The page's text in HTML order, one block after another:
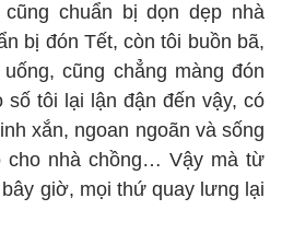
chuẩn bị dọn dẹp nhà
bị đón Tết, còn tôi buồn bã,
cũng chẳng màng đón
số tôi lại lận đận đến vậy, có
xắn, ngoan ngoãn và sống
cho nhà chồng… Vậy mà từ
bây giờ, mọi thứ quay lưng lại